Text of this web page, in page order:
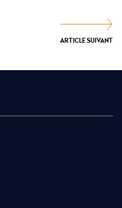
ARTICLE SUIVANT